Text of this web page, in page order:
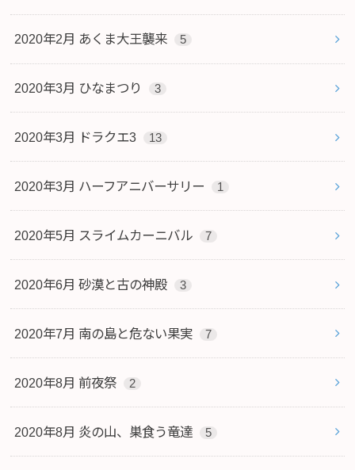
2020年2月 あくま大王襲来 5
2020年3月 ひなまつり 3
2020年3月 ドラクエ3 13
2020年3月 ハーフアニバーサリー 1
2020年5月 スライムカーニバル 7
2020年6月 砂漠と古の神殿 3
2020年7月 南の島と危ない果実 7
2020年8月 前夜祭 2
2020年8月 炎の山、巣食う竜達 5